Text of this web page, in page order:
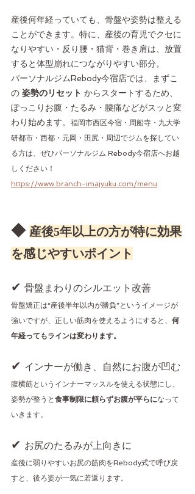
産後何年経っていても、骨盤や姿勢は整える
ことができます。特に、産後の育児でクセに
なりやすい・反り腰・猫背・巻き肩は、放置
すると体型崩れにつながりやすい部分。
パーソナルジムRebody今宿店では、まずこ
の 姿勢のリセット からスタートするため、
ぽっこりお腹・たるみ・腰痛などがスッと変
わり始めます。 福岡市西区今宿・周船寺・九大学
研都市・西都・元岡・田尻・周辺でジムを探してい
る方は、ぜひパーソナルジム Rebody今宿店へお越
しください！
https://www.branch-imajyuku.com/menu
◆ 産後5年以上の方が特に効果
を感じやすいポイント
✔ 骨盤まわりのシルエット改善
骨盤矯正は“産後半年以内が勝負”というイメージが
強いですが、正しい筋肉を使えるようにすると、 何
年経ってもラインは変わります。
✔ インナーが働き、自然にお腹が凹む
腹横筋というインナーマッスルを使える状態にし、
姿勢が整うと 食事制限に頼らずお腹が平らになって
いきます。
✔ お尻のたるみが上向きに
産後に弱りやすいお尻の筋肉をRebody式で呼び戻
すと、後ろ姿が一気に若返ります。